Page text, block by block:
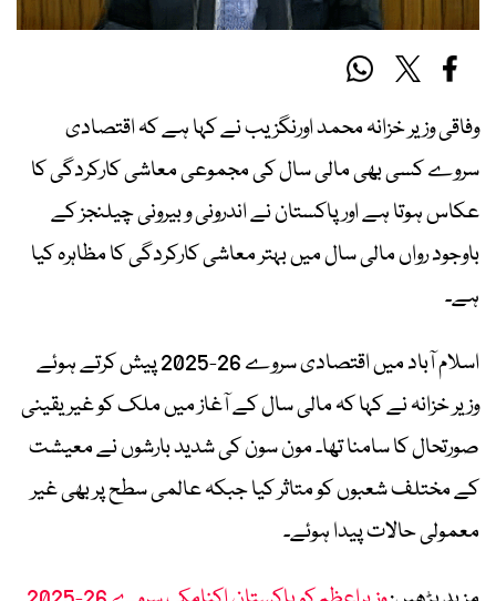
وفاقی وزیر خزانہ محمد اورنگزیب نے کہا ہے کہ اقتصادی
سروے کسی بھی مالی سال کی مجموعی معاشی کارکردگی کا
عکاس ہوتا ہے اور پاکستان نے اندرونی و بیرونی چیلنجز کے
باوجود رواں مالی سال میں بہتر معاشی کارکردگی کا مظاہرہ کیا
ہے۔
اسلام آباد میں اقتصادی سروے 26-2025 پیش کرتے ہوئے
وزیر خزانہ نے کہا کہ مالی سال کے آغاز میں ملک کو غیر یقینی
صورتحال کا سامنا تھا۔ مون سون کی شدید بارشوں نے معیشت
کے مختلف شعبوں کو متاثر کیا جبکہ عالمی سطح پر بھی غیر
معمولی حالات پیدا ہوئے۔